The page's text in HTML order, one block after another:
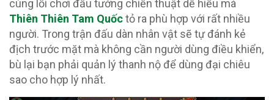
cùng lối chơi đấu tướng chiến thuật dễ hiểu mà
Thiên Thiên Tam Quốctỏ ra phù hợp với rất nhiều
người. Trong trận đấu dàn nhân vật sẽ tự đánh kẻ
địch trước mặt mà không cần người dùng điều khiển,
bù lại bạn phải quản lý thanh nộ để dùng đại chiêu
sao cho hợp lý nhất.